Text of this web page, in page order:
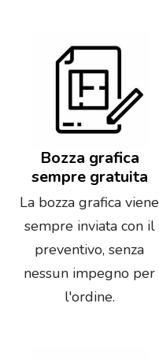
Bozza grafica
sempre gratuita
La bozza grafica viene
sempre inviata con il
preventivo, senza
nessun impegno per
l'ordine.